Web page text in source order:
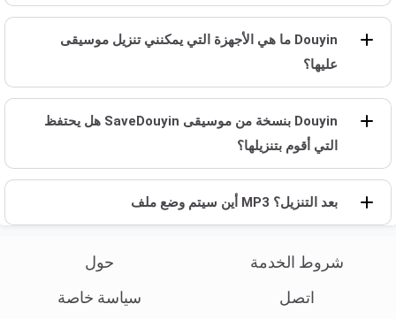
ما هي الأجهزة التي يمكنني تنزيل موسيقى Douyin
عليها؟
هل يحتفظ SaveDouyin بنسخة من موسيقى Douyin
التي أقوم بتنزيلها؟
أين سيتم وضع ملف MP3 بعد التنزيل؟
حول
شروط الخدمة
سياسة خاصة
اتصل